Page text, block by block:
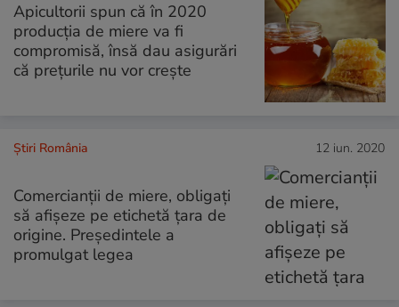
Apicultorii spun că în 2020
producția de miere va fi
compromisă, însă dau asigurări
că prețurile nu vor crește
Știri România 12 iun. 2020
Comercianţii de miere, obligaţi
să afişeze pe etichetă ţara de
origine. Preşedintele a
promulgat legea